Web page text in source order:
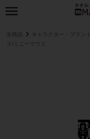
全商品 キャラクター・ブランド
ス/ミニーマウス